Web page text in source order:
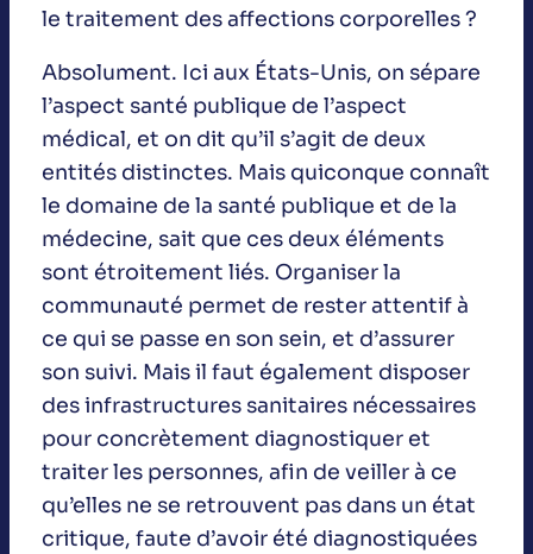
le traitement des affections corporelles ?
Absolument. Ici aux États-Unis, on sépare
l’aspect santé publique de l’aspect
médical, et on dit qu’il s’agit de deux
entités distinctes. Mais quiconque connaît
le domaine de la santé publique et de la
médecine, sait que ces deux éléments
sont étroitement liés. Organiser la
communauté permet de rester attentif à
ce qui se passe en son sein, et d’assurer
son suivi. Mais il faut également disposer
des infrastructures sanitaires nécessaires
pour concrètement diagnostiquer et
traiter les personnes, afin de veiller à ce
qu’elles ne se retrouvent pas dans un état
critique, faute d’avoir été diagnostiquées